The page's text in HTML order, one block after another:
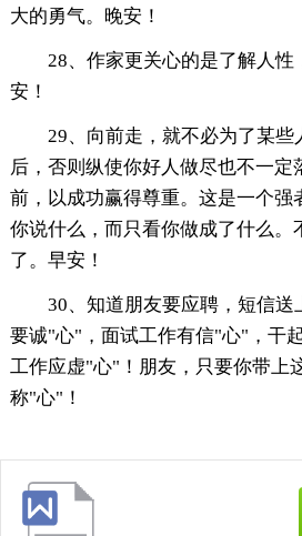
大的勇气。晚安！
28、作家更关心的是了解人
安！
29、向前走，就不必为了某些
后，否则纵使你好人做尽也不一定
前，以成功赢得尊重。这是一个强
你说什么，而只看你做成了什么。
了。早安！
30、知道朋友要应聘，短信
要诚"心"，面试工作有信"心"，干
工作应虚"心"！朋友，只要你带上
称"心"！